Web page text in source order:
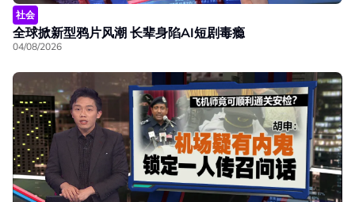
社会
全球掀新型鸦片风潮 长辈身陷AI短剧毒瘾
04/08/2026